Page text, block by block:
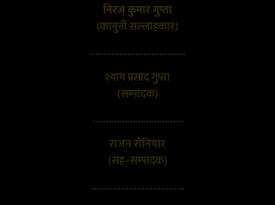
निरज कुमार गुप्ता
(कानुनी सल्लाहकार)
………………………………
श्याम प्रसाद गुप्ता
(सम्पादक)
…………………………….
राजन रौनियार
(सह–सम्पादक)
……………………………..